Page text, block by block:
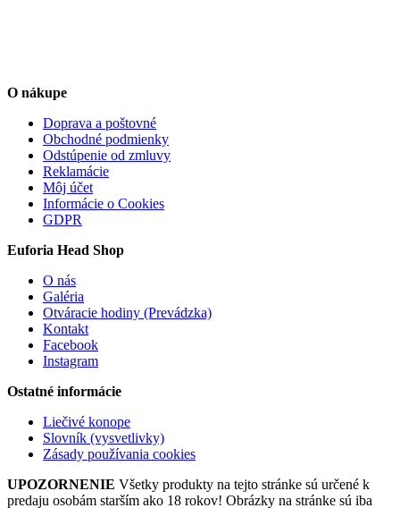
O nákupe
Doprava a poštovné
Obchodné podmienky
Odstúpenie od zmluvy
Reklamácie
Môj účet
Informácie o Cookies
GDPR
Euforia Head Shop
O nás
Galéria
Otváracie hodiny (Prevádzka)
Kontakt
Facebook
Instagram
Ostatné informácie
Liečivé konope
Slovník (vysvetlivky)
Zásady používania cookies
UPOZORNENIE Všetky produkty na tejto stránke sú určené k
predaju osobám starším ako 18 rokov! Obrázky na stránke sú iba